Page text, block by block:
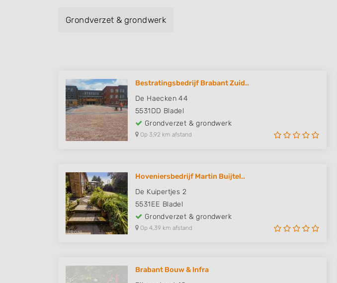
Grondverzet & grondwerk
Bestratingsbedrijf Brabant Zuid..
De Haecken 44
5531DD Bladel
Grondverzet & grondwerk
Op 3,92 km afstand
Hoveniersbedrijf Martin Buijtel..
De Kuipertjes 2
5531EE Bladel
Grondverzet & grondwerk
Op 4,39 km afstand
Brabant Bouw & Infra